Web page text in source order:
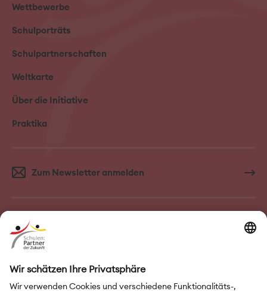
Wettbewerbe
Schulporträts
Schulpartnerschaften
Weltkarte
Über die Initiative
Praktika
Zum Newsletter anmelden
FAQ–Häufige Fragen Kontakt